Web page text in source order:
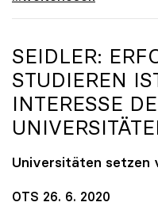
SEIDLER:
STUDIEREN
INTERESSE
Universitäten setzen
OTS 26. 6. 2020